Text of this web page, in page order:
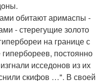
обитают аримаспы -
- стерегущие золото
на границе с
постоянно
исседонов из их
скифов …". В своей